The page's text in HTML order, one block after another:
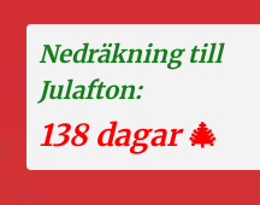
Nedräkning till
Julafton:
138 dagar🎄